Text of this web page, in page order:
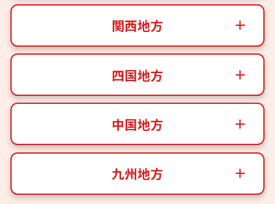
関西地方
四国地方
中国地方
九州地方